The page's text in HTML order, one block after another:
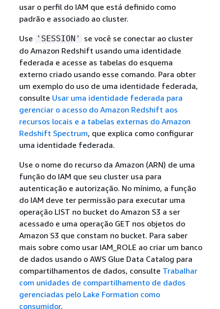
usar o perfil do IAM que está definido como
padrão e associado ao cluster.
Use
'SESSION'
se você se conectar ao cluster
do Amazon Redshift usando uma identidade
federada e acesse as tabelas do esquema
externo criado usando esse comando. Para obter
um exemplo do uso de uma identidade federada,
consulte Usar uma identidade federada para
gerenciar o acesso do Amazon Redshift aos
recursos locais e a tabelas externas do Amazon
Redshift Spectrum, que explica como configurar
uma identidade federada.
Use o nome do recurso da Amazon (ARN) de uma
função do IAM que seu cluster usa para
autenticação e autorização. No mínimo, a função
do IAM deve ter permissão para executar uma
operação LIST no bucket do Amazon S3 a ser
acessado e uma operação GET nos objetos do
Amazon S3 que constam no bucket. Para saber
mais sobre como usar IAM_ROLE ao criar um banco
de dados usando o AWS Glue Data Catalog para
compartilhamentos de dados, consulte Trabalhar
com unidades de compartilhamento de dados
gerenciadas pelo Lake Formation como
consumidor.